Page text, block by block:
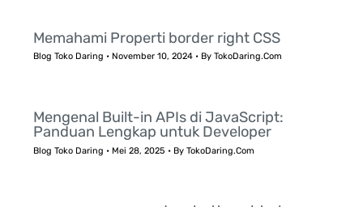
Memahami Properti border right CSS
Blog Toko Daring • November 10, 2024 • ByTokoDaring.Com
Mengenal Built-in APIs di JavaScript:
Panduan Lengkap untuk Developer
Blog Toko Daring • Mei 28, 2025 • ByTokoDaring.Com